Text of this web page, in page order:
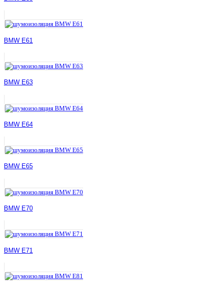
BMW E61
BMW E63
BMW E64
BMW E65
BMW E70
BMW E71